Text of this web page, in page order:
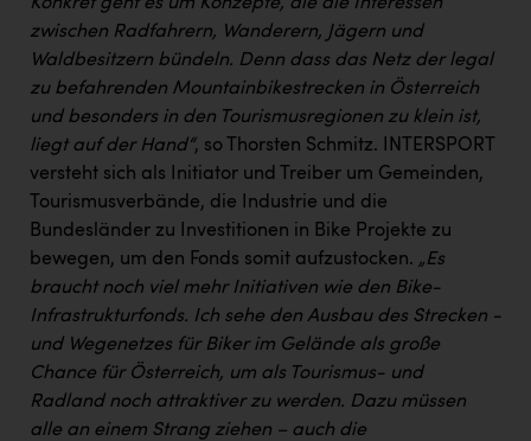
zwischen Radfahrern, Wanderern, Jägern und
Waldbesitzern bündeln. Denn dass das Netz der legal
zu befahrenden Mountainbikestrecken in Österreich
und besonders in den Tourismusregionen zu klein ist,
liegt auf der Hand“, so Thorsten Schmitz. INTERSPORT
versteht sich als Initiator und Treiber um Gemeinden,
Tourismusverbände, die Industrie und die
Bundesländer zu Investitionen in Bike Projekte zu
bewegen, um den Fonds somit aufzustocken. „Es
braucht noch viel mehr Initiativen wie den Bike-
Infrastrukturfonds. Ich sehe den Ausbau des Strecken -
und Wegenetzes für Biker im Gelände als große
Chance für Österreich, um als Tourismus- und
Radland noch attraktiver zu werden. Dazu müssen
alle an einem Strang ziehen – auch die